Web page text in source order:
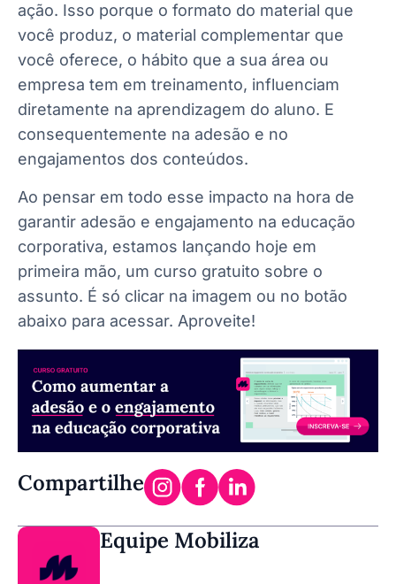
ação. Isso porque o formato do material que
você produz, o material complementar que
você oferece, o hábito que a sua área ou
empresa tem em treinamento, influenciam
diretamente na aprendizagem do aluno. E
consequentemente na adesão e no
engajamentos dos conteúdos.
Ao pensar em todo esse impacto na hora de
garantir adesão e engajamento na educação
corporativa, estamos lançando hoje em
primeira mão, um curso gratuito sobre o
assunto. É só clicar na imagem ou no botão
abaixo para acessar. Aproveite!
Compartilhe
Equipe Mobiliza